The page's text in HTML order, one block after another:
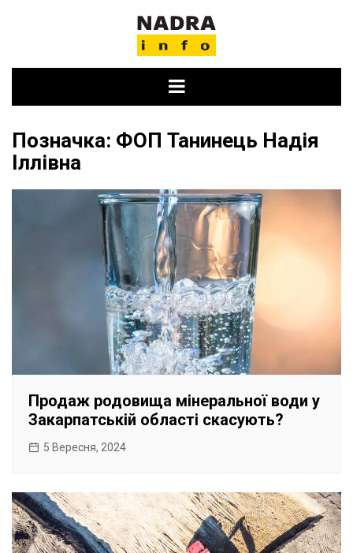
Позначка: ФОП Танинець Надія
Іллівна
Продаж родовища мінеральної води у
Закарпатській області скасують?
5 Вересня, 2024